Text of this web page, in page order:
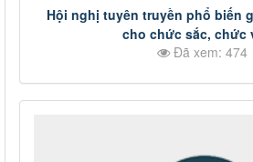
Hội nghị tuyên truyền phổ biến
cho chức sắc, chức
Đã xem: 474